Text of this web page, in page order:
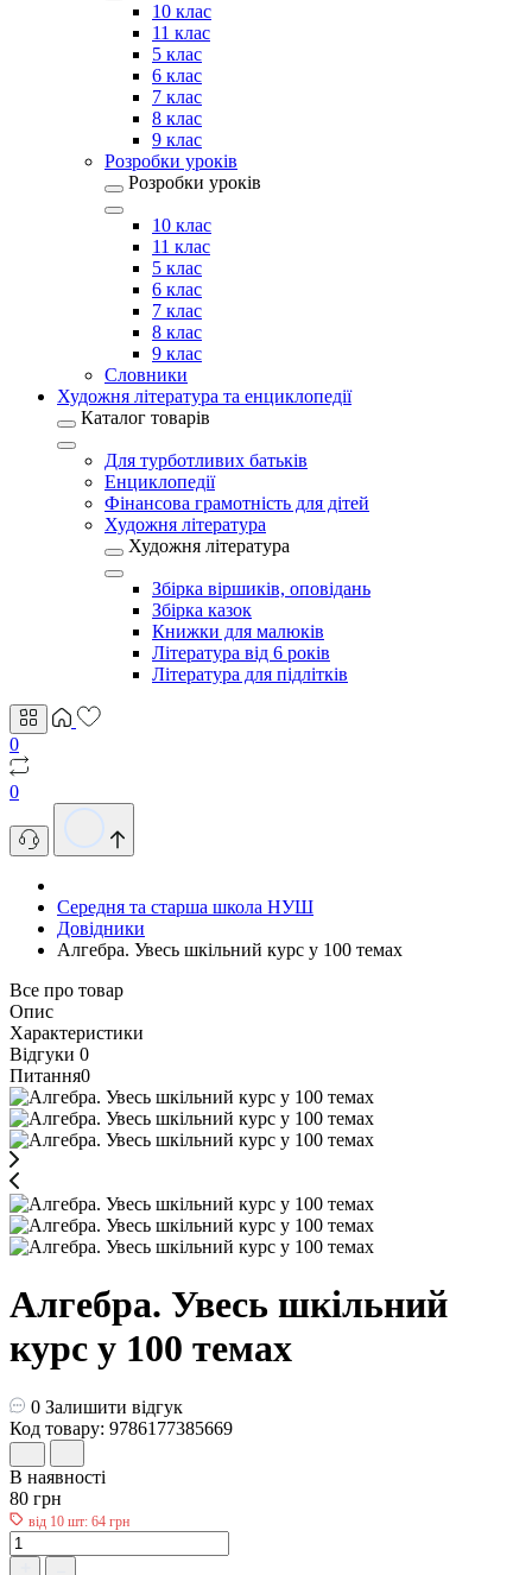
10 клас
11 клас
5 клас
6 клас
7 клас
8 клас
9 клас
Розробки уроків
Розробки уроків
10 клас
11 клас
5 клас
6 клас
7 клас
8 клас
9 клас
Словники
Художня література та енциклопедії
Каталог товарів
Для турботливих батьків
Енциклопедії
Фінансова грамотність для дітей
Художня література
Художня література
Збірка віршиків, оповідань
Збірка казок
Книжки для малюків
Література від 6 років
Література для підлітків
0
0
Середня та старша школа НУШ
Довідники
Алгебра. Увесь шкільний курс у 100 темах
Все про товар
Опис
Характеристики
Відгуки 0
Питання0
Алгебра. Увесь шкільний
курс у 100 темах
0 Залишити відгук
Код товару: 9786177385669
В наявності
80 грн
від 10 шт: 64 грн